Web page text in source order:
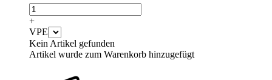
+
VPE
Kein Artikel gefunden
Artikel wurde zum Warenkorb hinzugefügt